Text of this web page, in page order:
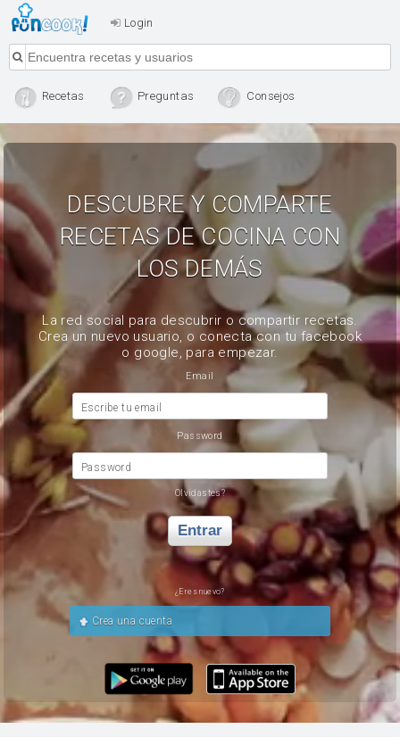
Login
Recetas Preguntas Consejos
DESCUBRE Y COMPARTE
RECETAS DE COCINA CON
LOS DEMÁS
La red social para descubrir o compartir recetas.
Crea un nuevo usuario, o conecta con tu facebook
o google, para empezar.
Email
Escribe tu email
Password
Password
Olvidastes?
Entrar
¿Eres nuevo?
Crea una cuenta